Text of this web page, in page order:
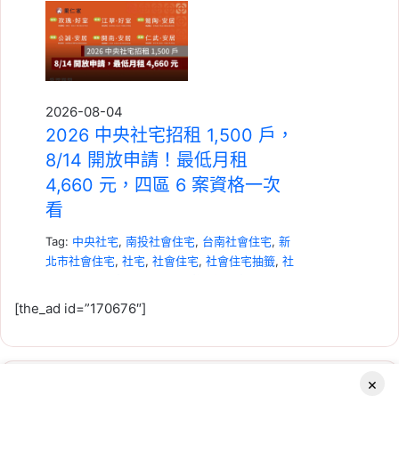
2026-08-04
2026 中央社宅招租 1,500 戶，
8/14 開放申請！最低月租
4,660 元，四區 6 案資格一次
看
Tag: 中央社宅, 南投社會住宅, 台南社會住宅, 新
北市社會住宅, 社宅, 社會住宅, 社會住宅抽籤, 社
[the_ad id=”170676″]
×